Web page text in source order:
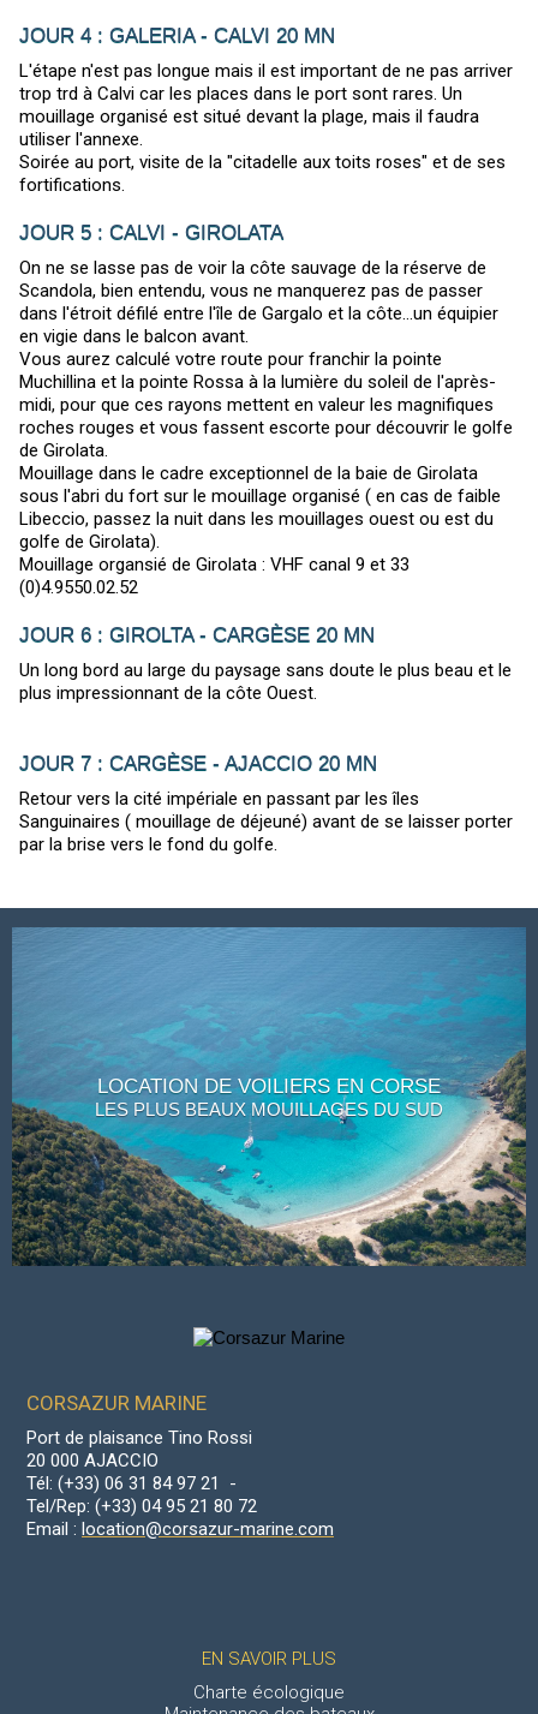
JOUR 4 : GALERIA - CALVI 20 MN
L'étape n'est pas longue mais il est important de ne pas arriver
trop trd à Calvi car les places dans le port sont rares. Un
mouillage organisé est situé devant la plage, mais il faudra
utiliser l'annexe.
Soirée au port, visite de la "citadelle aux toits roses" et de ses
fortifications.
JOUR 5 : CALVI - GIROLATA
On ne se lasse pas de voir la côte sauvage de la réserve de
Scandola, bien entendu, vous ne manquerez pas de passer
dans l'étroit défilé entre l'île de Gargalo et la côte...un équipier
en vigie dans le balcon avant.
Vous aurez calculé votre route pour franchir la pointe
Muchillina et la pointe Rossa à la lumière du soleil de l'après-
midi, pour que ces rayons mettent en valeur les magnifiques
roches rouges et vous fassent escorte pour découvrir le golfe
de Girolata.
Mouillage dans le cadre exceptionnel de la baie de Girolata
sous l'abri du fort sur le mouillage organisé ( en cas de faible
Libeccio, passez la nuit dans les mouillages ouest ou est du
golfe de Girolata).
Mouillage organsié de Girolata : VHF canal 9 et 33
(0)4.9550.02.52
JOUR 6 : GIROLTA - CARGÈSE 20 MN
Un long bord au large du paysage sans doute le plus beau et le
plus impressionnant de la côte Ouest.
JOUR 7 : CARGÈSE - AJACCIO 20 MN
Retour vers la cité impériale en passant par les îles
Sanguinaires ( mouillage de déjeuné) avant de se laisser porter
par la brise vers le fond du golfe.
LOCATION DE VOILIERS EN CORSE
LES PLUS BEAUX MOUILLAGES DU SUD
CORSAZUR MARINE
Port de plaisance Tino Rossi
20 000 AJACCIO
Tél: (+33) 06 31 84 97 21 -
Tel/Rep: (+33) 04 95 21 80 72
Email : location@corsazur-marine.com
EN SAVOIR PLUS
Charte écologique